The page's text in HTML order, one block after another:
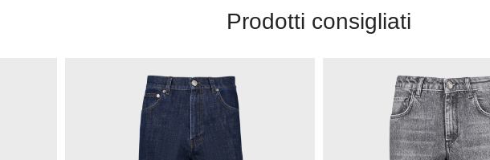
Prodotti consigliati